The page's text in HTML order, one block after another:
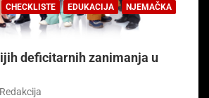
CHECKLISTE EDUKACIJA
NJEMAČKA
deficitarnih zanimanja u
Redakcija